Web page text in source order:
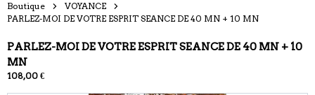
Boutique
VOYANCE
PARLEZ-MOI DE VOTRE ESPRIT SEANCE DE 40 MN + 10 MN
PARLEZ-MOI DE VOTRE ESPRIT SEANCE DE 40 MN + 10
MN
108,00 €